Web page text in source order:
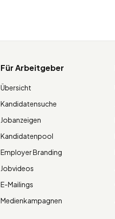
Für Arbeitgeber
Übersicht
Kandidatensuche
Jobanzeigen
Kandidatenpool
Employer Branding
Jobvideos
E-Mailings
Medienkampagnen